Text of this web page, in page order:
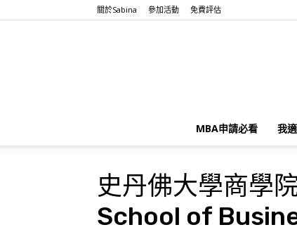
關於Sabina 參加活動 免費評估
MBA申請必看 我
史丹佛大學商學
School of